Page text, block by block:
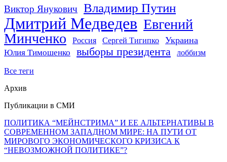
Виктор Янукович Владимир Путин
Дмитрий Медведев Евгений
Минченко
Россия Сергей Тигипко Украина
Юлия Тимошенко выборы президента лоббизм
Все теги
Архив
Публикации в СМИ
ПОЛИТИКА “МЕЙНСТРИМА” И ЕЕ АЛЬТЕРНАТИВЫ В
СОВРЕМЕННОМ ЗАПАДНОМ МИРЕ: НА ПУТИ ОТ
МИРОВОГО ЭКОНОМИЧЕСКОГО КРИЗИСА К
“НЕВОЗМОЖНОЙ ПОЛИТИКЕ”?